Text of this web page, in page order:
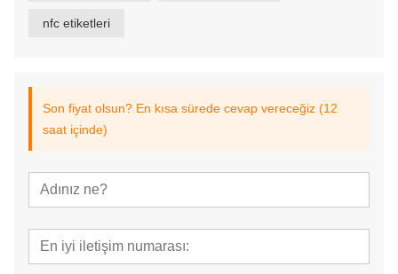
nfc etiketleri
Son fiyat olsun? En kısa sürede cevap vereceğiz (12
saat içinde)